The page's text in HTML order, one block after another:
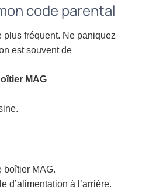
code parental
plus fréquent. Ne paniquez
est souvent de
MAG
boîtier MAG.
d’alimentation à l’arrière.